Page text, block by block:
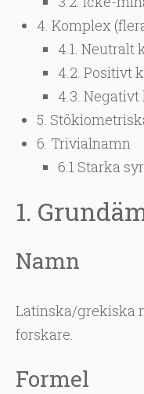
4. Komplex
4.1. Neutralt
4.2. Positivt
4.3.
5.
6. Trivialnamn
6.1 Starka
1.
Namn
Latinska/grekiska
forskare.
Formel